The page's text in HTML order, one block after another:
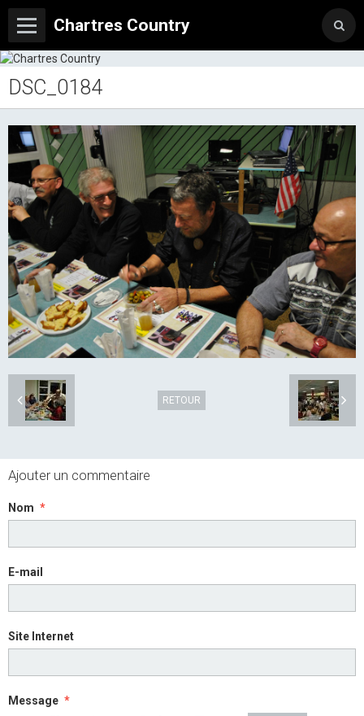
Chartres Country
DSC_0184
RETOUR
Ajouter un commentaire
Nom
E-mail
Site Internet
Message